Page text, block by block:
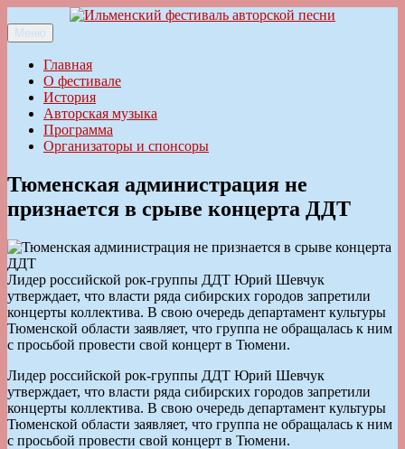
к
содержимому
Ильменский фестиваль авторской песни
Меню
Главная
О фестивале
История
Авторская музыка
Программа
Организаторы и спонсоры
Тюменская администрация не
признается в срыве концерта ДДТ
Лидер российской рок-группы ДДТ Юрий Шевчук
утверждает, что власти ряда сибирских городов запретили
концерты коллектива. В свою очередь департамент культуры
Тюменской области заявляет, что группа не обращалась к ним
с просьбой провести свой концерт в Тюмени.
Лидер российской рок-группы ДДТ Юрий Шевчук
утверждает, что власти ряда сибирских городов запретили
концерты коллектива. В свою очередь департамент культуры
Тюменской области заявляет, что группа не обращалась к ним
с просьбой провести свой концерт в Тюмени.